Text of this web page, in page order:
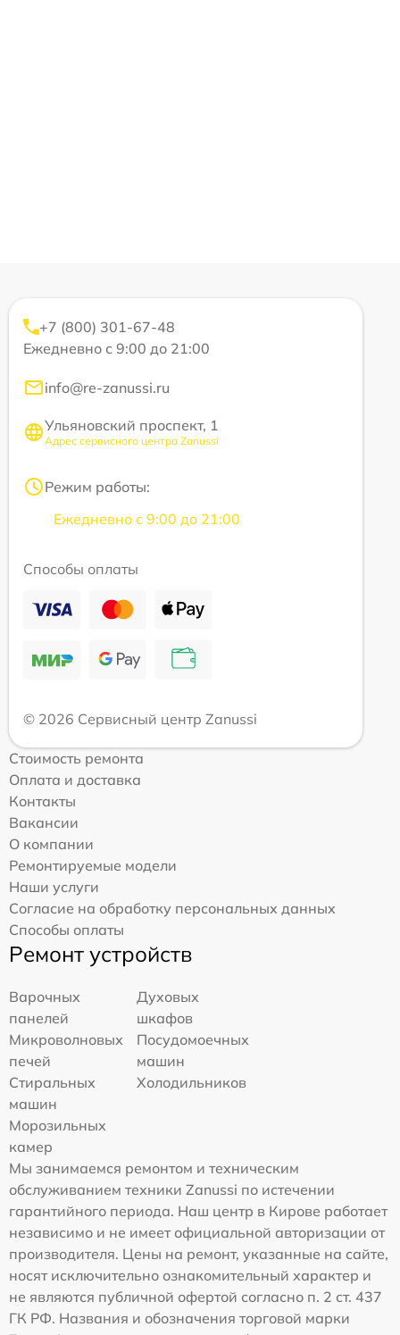
+7 (800) 301-67-48
Ежедневно с 9:00 до 21:00
info@re-zanussi.ru
Ульяновский проспект, 1
Адрес сервисного центра Zanussi
Режим работы:
Ежедневно с 9:00 до 21:00
Способы оплаты
© 2026 Сервисный центр Zanussi
Стоимость ремонта
Оплата и доставка
Контакты
Вакансии
О компании
Ремонтируемые модели
Наши услуги
Согласие на обработку персональных данных
Способы оплаты
Ремонт устройств
Варочных
панелей
Духовых
шкафов
Микроволновых
печей
Посудомоечных
машин
Стиральных
машин
Холодильников
Морозильных
камер
Мы занимаемся ремонтом и техническим
обслуживанием техники Zanussi по истечении
гарантийного периода. Наш центр в Кирове работает
независимо и не имеет официальной авторизации от
производителя. Цены на ремонт, указанные на сайте,
носят исключительно ознакомительный характер и
не являются публичной офертой согласно п. 2 ст. 437
ГК РФ. Названия и обозначения торговой марки